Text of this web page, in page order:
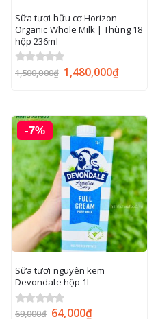
Sữa tươi hữu cơ Horizon
Organic Whole Milk | Thùng 18
hộp 236ml
0 out of 5
1,500,000₫ 1,480,000₫
-7%
Sữa tươi nguyên kem
Devondale hộp 1L
0out of 5
69,000₫ 64,000₫